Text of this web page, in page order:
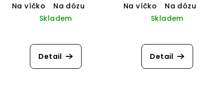
Na víčko
Na dózu
Skladem
Detail
Na víčko
Na dózu
Skladem
Detail